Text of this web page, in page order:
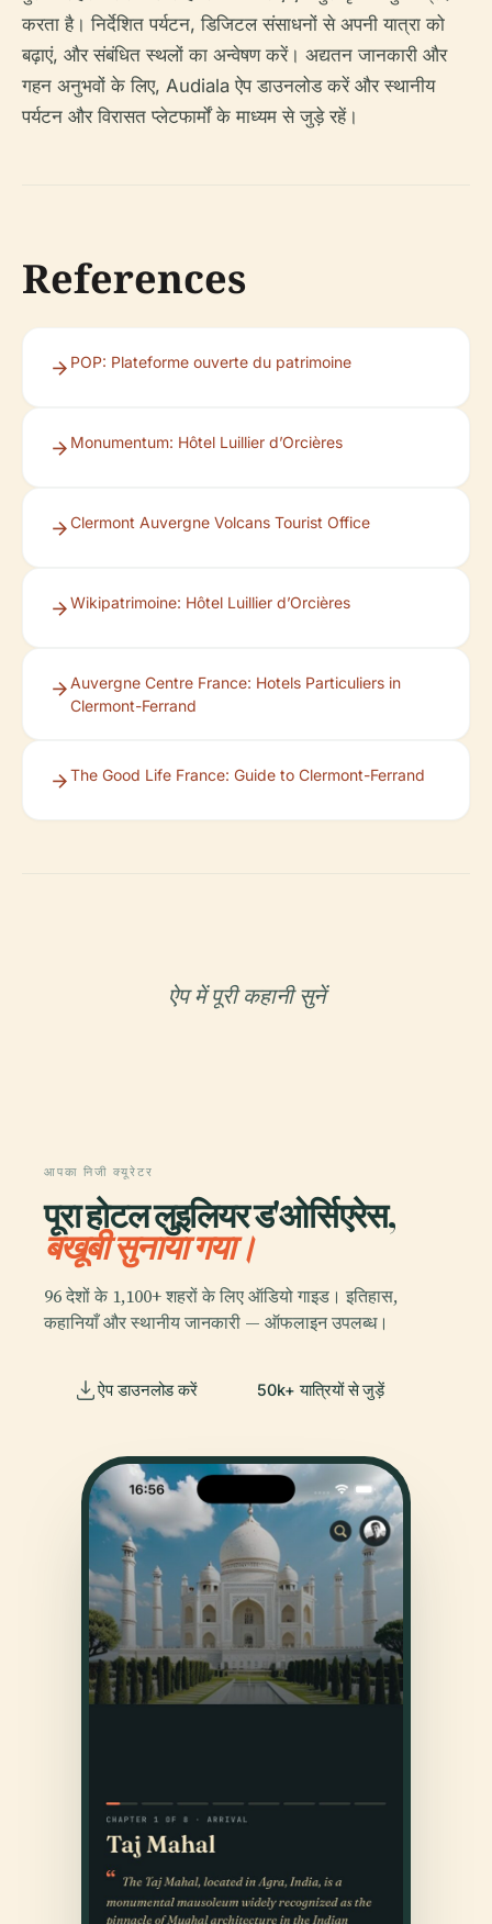
करता है। निर्देशित पर्यटन, डिजिटल संसाधनों से अपनी यात्रा को
बढ़ाएं, और संबंधित स्थलों का अन्वेषण करें। अद्यतन जानकारी और
गहन अनुभवों के लिए, Audiala ऐप डाउनलोड करें और स्थानीय
पर्यटन और विरासत प्लेटफार्मों के माध्यम से जुड़े रहें।
References
POP: Plateforme ouverte du patrimoine
Monumentum: Hôtel Luillier d’Orcières
Clermont Auvergne Volcans Tourist Office
Wikipatrimoine: Hôtel Luillier d’Orcières
Auvergne Centre France: Hotels Particuliers in
Clermont-Ferrand
The Good Life France: Guide to Clermont-Ferrand
ऐप में पूरी कहानी सुनें
आपका निजी क्यूरेटर
पूरा होटल लुइलियर ड'ओर्सिएरेस,
बखूबी सुनाया गया।
96 देशों के 1,100+ शहरों के लिए ऑडियो गाइड। इतिहास,
कहानियाँ और स्थानीय जानकारी — ऑफलाइन उपलब्ध।
ऐप डाउनलोड करें 50k+ यात्रियों से जुड़ें